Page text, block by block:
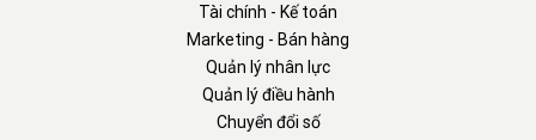
Tài chính - Kế toán
Marketing - Bán hàng
Quản lý nhân lực
Quản lý điều hành
Chuyển đổi số